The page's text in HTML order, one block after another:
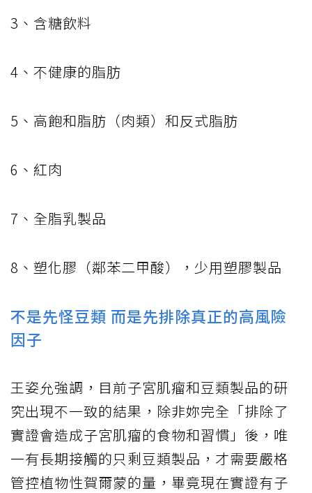
3、含糖飲料
4、不健康的脂肪
5、高飽和脂肪（肉類）和反式脂肪
6、紅肉
7、全脂乳製品
8、塑化膠（鄰苯二甲酸），少用塑膠製品
不是先怪豆類 而是先排除真正的高風險
因子
王姿允強調，目前子宮肌瘤和豆類製品的研
究出現不一致的結果，除非妳完全「排除了
實證會造成子宮肌瘤的食物和習慣」後，唯
一有長期接觸的只剩豆類製品，才需要嚴格
管控植物性賀爾蒙的量，畢竟現在實證有子